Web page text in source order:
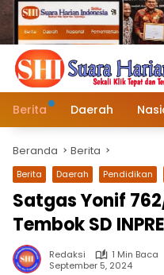
Berita Daerah
Beranda Berita
Berita Daerah Pendidikan
Satgas Yonif
Tembok SD
Redaksi
1 Min Baca
September 5, 2024